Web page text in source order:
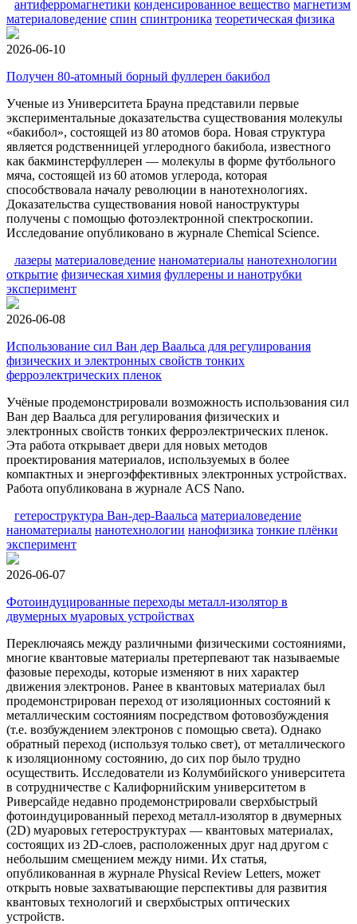
антиферромагнетики конденсированное вещество магнетизм
материаловедение спин спинтроника теоретическая физика
2026-06-10
Получен 80-атомный борный фуллерен бакибол
Ученые из Университета Брауна представили первые
экспериментальные доказательства существования молекулы
«бакибол», состоящей из 80 атомов бора. Новая структура
является родственницей углеродного бакибола, известного
как бакминстерфуллерен — молекулы в форме футбольного
мяча, состоящей из 60 атомов углерода, которая
способствовала началу революции в нанотехнологиях.
Доказательства существования новой наноструктуры
получены с помощью фотоэлектронной спектроскопии.
Исследование опубликовано в журнале Chemical Science.
лазеры материаловедение наноматериалы нанотехнологии
открытие физическая химия фуллерены и нанотрубки
эксперимент
2026-06-08
Использование сил Ван дер Ваальса для регулирования
физических и электронных свойств тонких
ферроэлектрических пленок
Учёные продемонстрировали возможность использования сил
Ван дер Ваальса для регулирования физических и
электронных свойств тонких ферроэлектрических пленок.
Эта работа открывает двери для новых методов
проектирования материалов, используемых в более
компактных и энергоэффективных электронных устройствах.
Работа опубликована в журнале ACS Nano.
гетероструктура Ван-дер-Ваальса материаловедение
наноматериалы нанотехнологии нанофизика тонкие плёнки
эксперимент
2026-06-07
Фотоиндуцированные переходы металл-изолятор в
двумерных муаровых устройствах
Переключаясь между различными физическими состояниями,
многие квантовые материалы претерпевают так называемые
фазовые переходы, которые изменяют в них характер
движения электронов. Ранее в квантовых материалах был
продемонстрирован переход от изоляционных состояний к
металлическим состояниям посредством фотовозбуждения
(т.е. возбуждением электронов с помощью света). Однако
обратный переход (используя только свет), от металлического
к изоляционному состоянию, до сих пор было трудно
осуществить. Исследователи из Колумбийского университета
в сотрудничестве с Калифорнийским университетом в
Риверсайде недавно продемонстрировали сверхбыстрый
фотоиндуцированный переход металл-изолятор в двумерных
(2D) муаровых гетероструктурах — квантовых материалах,
состоящих из 2D-слоев, расположенных друг над другом с
небольшим смещением между ними. Их статья,
опубликованная в журнале Physical Review Letters, может
открыть новые захватывающие перспективы для развития
квантовых технологий и сверхбыстрых оптических
устройств.